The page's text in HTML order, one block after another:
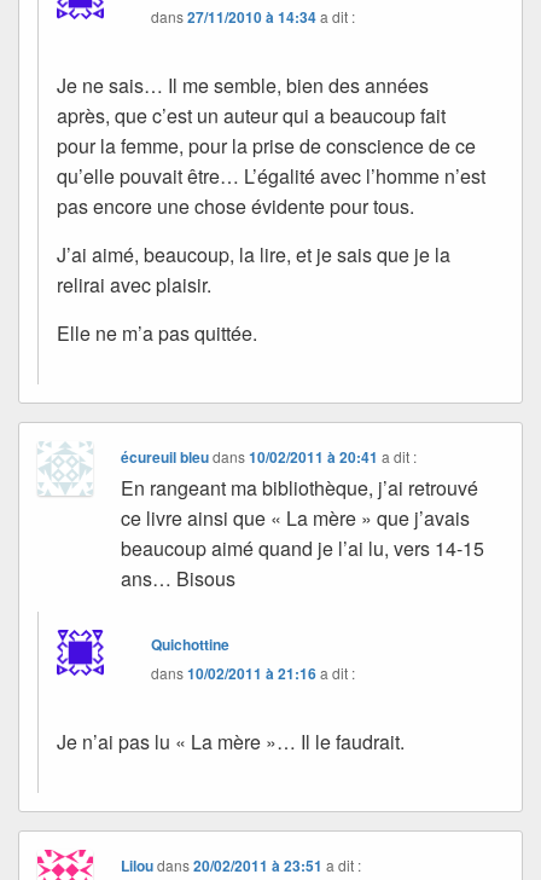
dans27/11/2010 à 14:34a dit :
Je ne sais… Il me semble, bien des années
après, que c’est un auteur qui a beaucoup fait
pour la femme, pour la prise de conscience de ce
qu’elle pouvait être… L’égalité avec l’homme n’est
pas encore une chose évidente pour tous.
J’ai aimé, beaucoup, la lire, et je sais que je la
relirai avec plaisir.
Elle ne m’a pas quittée.
écureuil bleudans10/02/2011 à 20:41 a dit :
En rangeant ma bibliothèque, j’ai retrouvé
ce livre ainsi que « La mère » que j’avais
beaucoup aimé quand je l’ai lu, vers 14-15
ans… Bisous
Quichottine
dans10/02/2011 à 21:16a dit :
Je n’ai pas lu « La mère »… Il le faudrait.
Liloudans20/02/2011 à 23:51 a dit :